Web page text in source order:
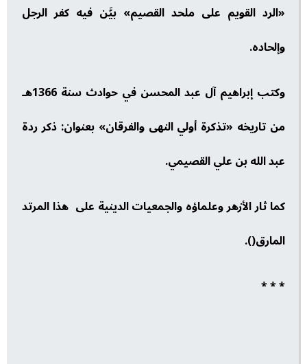
«الرد القويم على ملحد القصيم» بيَّن فيه كفر الرجل
وإلحاده.
وكتب إبراهيم آل عبد المحسن في حوادث سنة 1366هـ
من تاريخه «تذكرة أولي النهى والفرقان» بعنوان: ذكر ردة
عبد الله بن علي القصيمي.
كما ثار الأزهر وعلماؤه والجمعيات الدينية على هذا المرتد
المارق().
* * *